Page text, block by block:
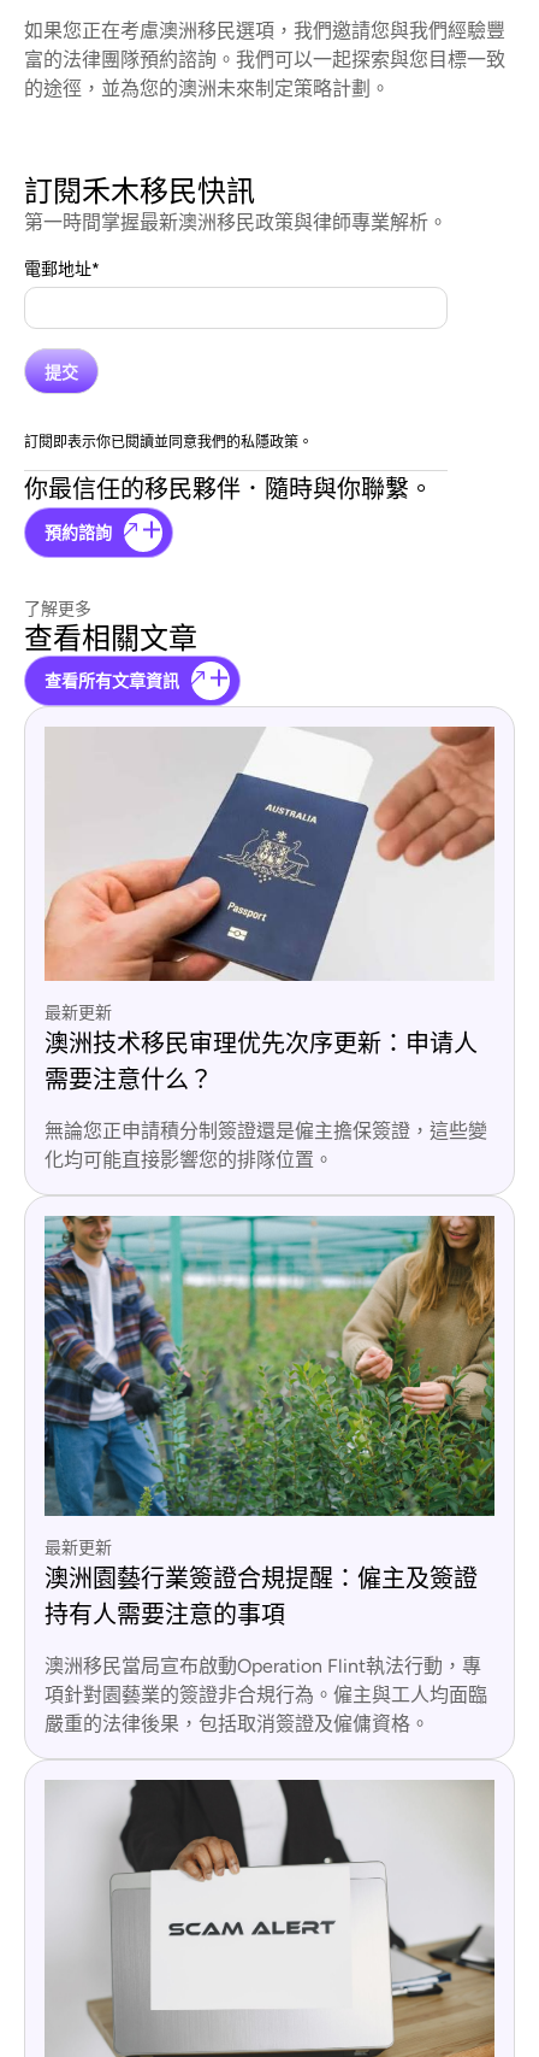
訂閱禾木移民快訊
第一時間掌握最新澳洲移民政策與律師專業解析。
電郵地址*
訂閱即表示你已閱讀並同意我們的私隱政策。
你最信任的移民夥伴．隨時與你聯繫。
預約諮詢
如果您正在考慮澳洲移民選項，我們邀請您與我們經驗豐
富的法律團隊預約諮詢。我們可以一起探索與您目標一致
的途徑，並為您的澳洲未來制定策略計劃。
了解更多
查看相關文章
查看所有文章資訊
最新更新
澳洲技术移民审理优先次序更新：申请人
需要注意什么？
無論您正申請積分制簽證還是僱主擔保簽證，這些變
化均可能直接影響您的排隊位置。
最新更新
澳洲園藝行業簽證合規提醒：僱主及簽證
持有人需要注意的事項
澳洲移民當局宣布啟動Operation Flint執法行動，專
項針對園藝業的簽證非合規行為。僱主與工人均面臨
嚴重的法律後果，包括取消簽證及僱傭資格。